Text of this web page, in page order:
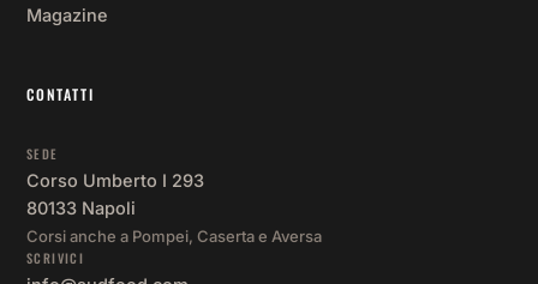
Magazine
CONTATTI
SEDE
Corso Umberto I 293
80133 Napoli
Corsi anche a Pompei, Caserta e Aversa
SCRIVICI